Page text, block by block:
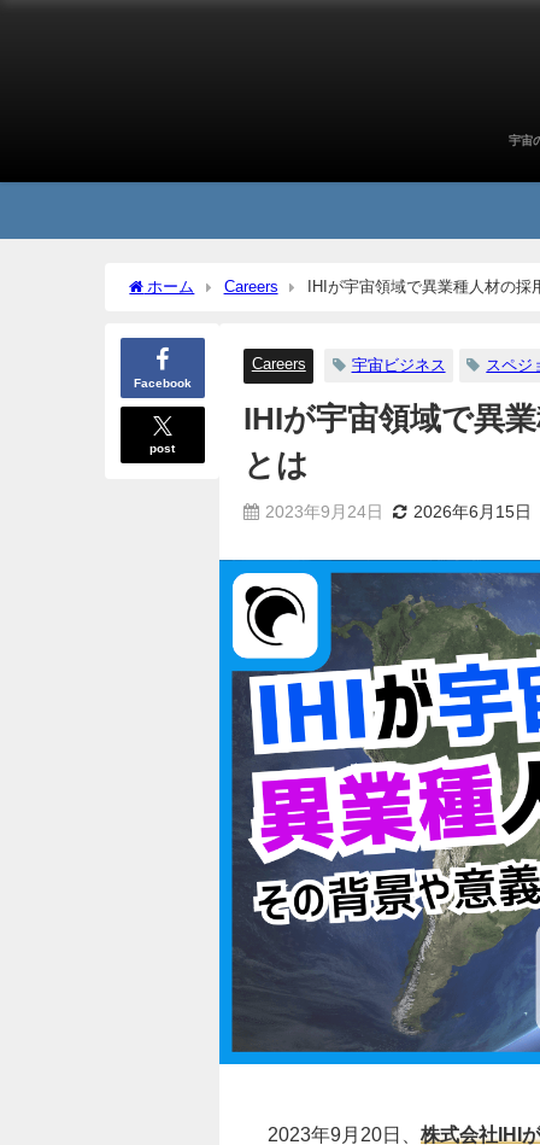
宇宙
ホーム Careers IHIが宇宙領域で異業種人材の
Facebook
post
Careers 宇宙ビジネス スペジ
IHIが宇宙領域で異
とは
2023年9月24日 2026年6月15日
2023年9月20日、株式会社IHI